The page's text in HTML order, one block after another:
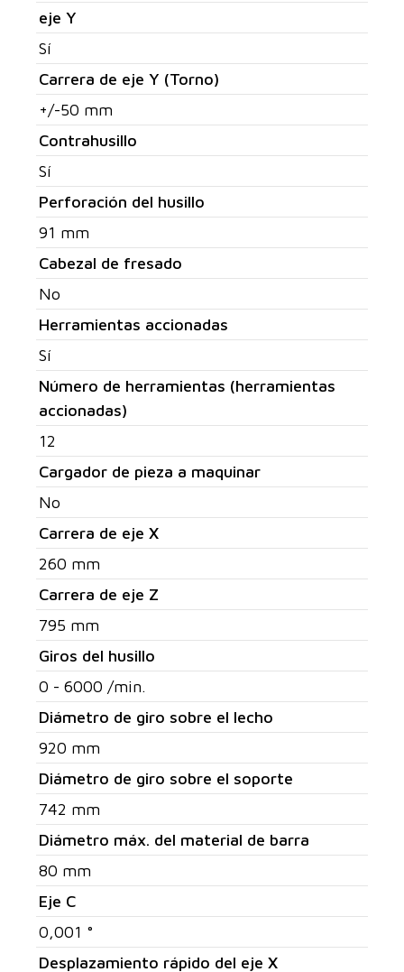
eje Y
Sí
Carrera de eje Y (Torno)
+/-50 mm
Contrahusillo
Sí
Perforación del husillo
91 mm
Cabezal de fresado
No
Herramientas accionadas
Sí
Número de herramientas (herramientas
accionadas)
12
Cargador de pieza a maquinar
No
Carrera de eje X
260 mm
Carrera de eje Z
795 mm
Giros del husillo
0 - 6000 /min.
Diámetro de giro sobre el lecho
920 mm
Diámetro de giro sobre el soporte
742 mm
Diámetro máx. del material de barra
80 mm
Eje C
0,001 °
Desplazamiento rápido del eje X